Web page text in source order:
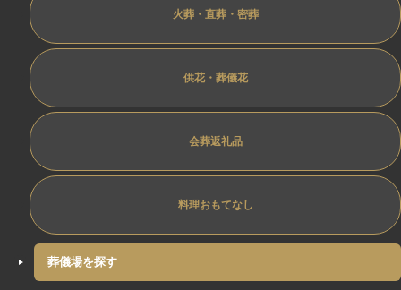
火葬・直葬・密葬
供花・葬儀花
会葬返礼品
料理おもてなし
葬儀場を探す